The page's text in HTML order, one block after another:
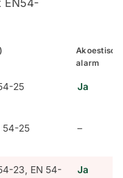
Akoestisch
alarm
25 Ja
54-25 –
23, EN 54-
Ja